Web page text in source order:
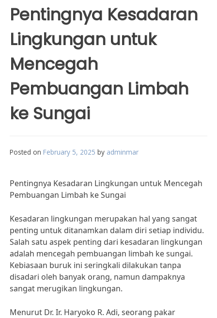
Pentingnya Kesadaran
Lingkungan untuk
Mencegah
Pembuangan Limbah
ke Sungai
Posted on February 5, 2025 by adminmar
Pentingnya Kesadaran Lingkungan untuk Mencegah
Pembuangan Limbah ke Sungai
Kesadaran lingkungan merupakan hal yang sangat
penting untuk ditanamkan dalam diri setiap individu.
Salah satu aspek penting dari kesadaran lingkungan
adalah mencegah pembuangan limbah ke sungai.
Kebiasaan buruk ini seringkali dilakukan tanpa
disadari oleh banyak orang, namun dampaknya
sangat merugikan lingkungan.
Menurut Dr. Ir. Haryoko R. Adi, seorang pakar